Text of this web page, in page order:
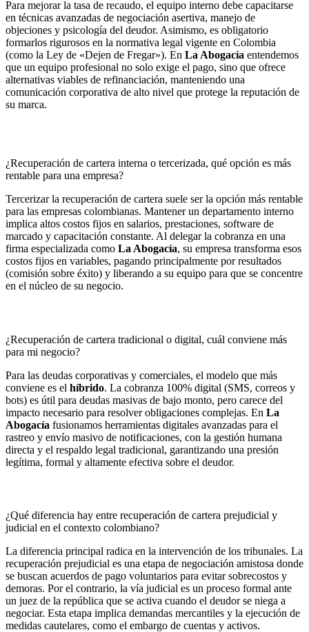
Para mejorar la tasa de recaudo, el equipo interno debe capacitarse
en técnicas avanzadas de negociación asertiva, manejo de
objeciones y psicología del deudor. Asimismo, es obligatorio
formarlos rigurosos en la normativa legal vigente en Colombia
(como la Ley de «Dejen de Fregar»). En La Abogacía entendemos
que un equipo profesional no solo exige el pago, sino que ofrece
alternativas viables de refinanciación, manteniendo una
comunicación corporativa de alto nivel que protege la reputación de
su marca.
¿Recuperación de cartera interna o tercerizada, qué opción es más
rentable para una empresa?
Tercerizar la recuperación de cartera suele ser la opción más rentable
para las empresas colombianas. Mantener un departamento interno
implica altos costos fijos en salarios, prestaciones, software de
marcado y capacitación constante. Al delegar la cobranza en una
firma especializada como La Abogacía, su empresa transforma esos
costos fijos en variables, pagando principalmente por resultados
(comisión sobre éxito) y liberando a su equipo para que se concentre
en el núcleo de su negocio.
¿Recuperación de cartera tradicional o digital, cuál conviene más
para mi negocio?
Para las deudas corporativas y comerciales, el modelo que más
conviene es el híbrido. La cobranza 100% digital (SMS, correos y
bots) es útil para deudas masivas de bajo monto, pero carece del
impacto necesario para resolver obligaciones complejas. En La
Abogacía fusionamos herramientas digitales avanzadas para el
rastreo y envío masivo de notificaciones, con la gestión humana
directa y el respaldo legal tradicional, garantizando una presión
legítima, formal y altamente efectiva sobre el deudor.
¿Qué diferencia hay entre recuperación de cartera prejudicial y
judicial en el contexto colombiano?
La diferencia principal radica en la intervención de los tribunales. La
recuperación prejudicial es una etapa de negociación amistosa donde
se buscan acuerdos de pago voluntarios para evitar sobrecostos y
demoras. Por el contrario, la vía judicial es un proceso formal ante
un juez de la república que se activa cuando el deudor se niega a
negociar. Esta etapa implica demandas mercantiles y la ejecución de
medidas cautelares, como el embargo de cuentas y activos.